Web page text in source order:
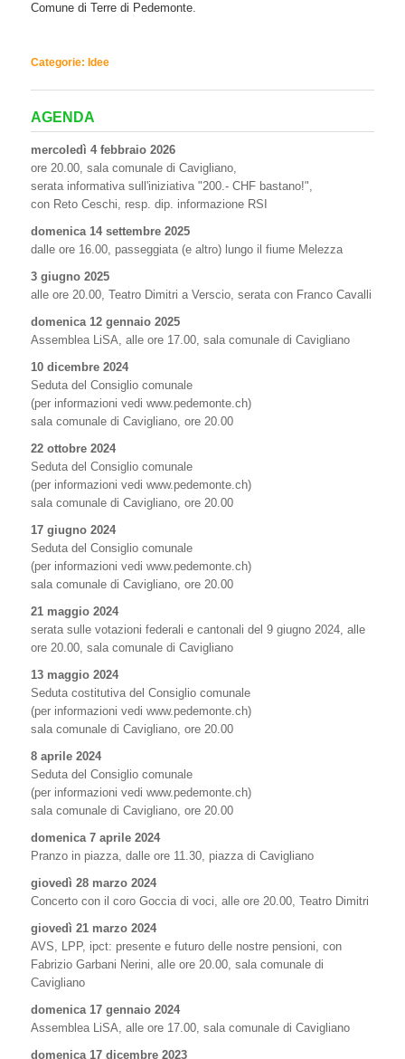
Comune di Terre di Pedemonte.
Categorie: Idee
AGENDA
mercoledì 4 febbraio 2026
ore 20.00, sala comunale di Cavigliano,
serata informativa sull'iniziativa "200.- CHF bastano!",
con Reto Ceschi, resp. dip. informazione RSI
domenica 14 settembre 2025
dalle ore 16.00, passeggiata (e altro) lungo il fiume Melezza
3 giugno 2025
alle ore 20.00, Teatro Dimitri a Verscio, serata con Franco Cavalli
domenica 12 gennaio 2025
Assemblea LiSA, alle ore 17.00, sala comunale di Cavigliano
10 dicembre 2024
Seduta del Consiglio comunale
(per informazioni vedi www.pedemonte.ch)
sala comunale di Cavigliano, ore 20.00
22 ottobre 2024
Seduta del Consiglio comunale
(per informazioni vedi www.pedemonte.ch)
sala comunale di Cavigliano, ore 20.00
17 giugno 2024
Seduta del Consiglio comunale
(per informazioni vedi www.pedemonte.ch)
sala comunale di Cavigliano, ore 20.00
21 maggio 2024
serata sulle votazioni federali e cantonali del 9 giugno 2024, alle
ore 20.00, sala comunale di Cavigliano
13 maggio 2024
Seduta costitutiva del Consiglio comunale
(per informazioni vedi www.pedemonte.ch)
sala comunale di Cavigliano, ore 20.00
8 aprile 2024
Seduta del Consiglio comunale
(per informazioni vedi www.pedemonte.ch)
sala comunale di Cavigliano, ore 20.00
domenica 7 aprile 2024
Pranzo in piazza, dalle ore 11.30, piazza di Cavigliano
giovedì 28 marzo 2024
Concerto con il coro Goccia di voci, alle ore 20.00, Teatro Dimitri
giovedì 21 marzo 2024
AVS, LPP, ipct: presente e futuro delle nostre pensioni, con
Fabrizio Garbani Nerini, alle ore 20.00, sala comunale di
Cavigliano
domenica 17 gennaio 2024
Assemblea LiSA, alle ore 17.00, sala comunale di Cavigliano
domenica 17 dicembre 2023